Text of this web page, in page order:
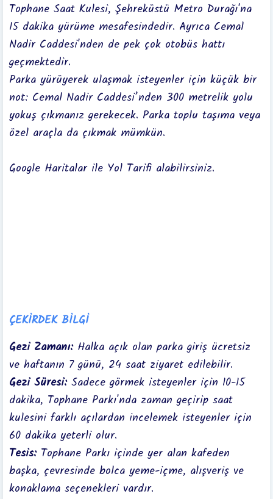
Tophane Saat Kulesi, Şehreküstü Metro Durağı'na
15 dakika yürüme mesafesindedir. Ayrıca Cemal
Nadir Caddesi'nden de pek çok otobüs hattı
geçmektedir.
Parka yürüyerek ulaşmak isteyenler için küçük bir
not: Cemal Nadir Caddesi’nden 300 metrelik yolu
yokuş çıkmanız gerekecek. Parka toplu taşıma veya
özel araçla da çıkmak mümkün.
Google Haritalar ile Yol Tarifi alabilirsiniz.
ÇEKİRDEK BİLGİ
Gezi Zamanı:Halka açık olan parka giriş ücretsiz
ve haftanın 7 günü, 24 saat ziyaret edilebilir.
Gezi Süresi: Sadece görmek isteyenler için 10-15
dakika, Tophane Parkı'nda zaman geçirip saat
kulesini farklı açılardan incelemek isteyenler için
60 dakika yeterli olur.
Tesis:Tophane Parkı içinde yer alan kafeden
başka, çevresinde bolca yeme-içme, alışveriş ve
konaklama seçenekleri vardır.